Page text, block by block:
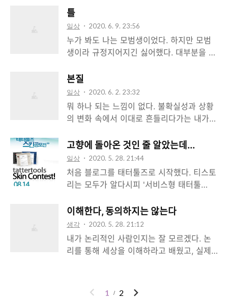
이 게임에 대한 리뷰를 해볼까 하는 생각이
들어서 리뷰를 쓰기 시작했다. 하지만 큰 문
제가 있었다. 이..
지를 나열하지는 않을 것이다. Last
Updated at 2020/07/22 시스템 설정 시
스템 환경설정 보안 - 일반 일반 - 잠자기 또
는 화면보호기 시작 즉시 암호 요구 사용자
의 Apple Watch로 Mac을 잠금 해제합니
하지 않았다면 여기서 FileValut를 켠다 보
안 - 방화벽 켠다 일반 스크롤 막..
구름 잡는 말처럼 들려서 놀림받기도 했던
말이기도 하다. 아직도 놀림받을 정도니까.
방사능을 쐰 와인에 대한 평가였고, 훗날 아
메리카 대륙과 유럽 대륙 포도가 섞인 것 같
은 맛을 소믈리에적으로(?) 평가해서 나온
말로 다시 알려진 발언이기도 하다. 그런데,
분명 신발 사진이 썸네일이고, 제목도 "나이
키 에어 포스 1 리액트 리뷰"인 글에 웬 뜬금
없는 이베리아 반도 드립일까? 오늘 리뷰할
신발인 나이키 에어 포스 1 리액트가 정확히
이 신발은 에어 포스 1이다. 너무 유명한 신
발이다. 어떤 바지에 잘 매칭되는지는 수십
년간 많은 사람들이 ..
틀
일상 2020. 6. 9. 23:56
누가 봐도 나는 모범생이었다. 하지만 모범
생이라 규정지어지긴 싫어했다. 대부분을 내
만, 학생 시절의 내 블로그 글들은 다 그런
식이었다. 나는 공부만 하는 모범생이 아니
라고, 내가 하는 딴짓들을 보라고. 그 딴짓들
이 사회에서 규정하는 ‘모범생의 고상한 취
미’에서 한치도 벗어나지 않았음은 나중에
알았다. 앨범 모으기, 신문과 잡지 읽기, 블로
그에 시사 글 쓰기... 제딴에는 나이에 어울리
지 않는 특이함이라 생각했겠지만, 딴짓이라
얘기하기도 참 민망한 것들이다. 내 삶과 성
격을 형성한 벽돌 조각들은 그렇게 만들어졌
는 것에 얽매이기는 싫다. 일부러 조금씩 벗
어나본다. 하지만 벗어남이란 것은 기실 틀
이 있을 때 성립하는 것이다. 결..
본질
일상 2020. 6. 2. 23:32
뭐 하나 되는 느낌이 없다. 불확실성과 상황
의 변화 속에서 이대로 흔들리다가는 내가
소식은 더 나쁘다. 인류애를 잃을 것 같다.
마음도 아파온다. 그럴 때 나는 지금 상황이
어떻게 흘러가든 나에게 변치 않을 가치를
줄 것이 무엇일지 생각한다. 일에 있어서는
기술적으로 좋은 제품을 만드는 것이다. 설
계나 알고리즘이 좀 더 효율적인 것. 인터랙
션이 좀 더 짜임새 있는 것. 이런 건 고스란
히 내 경험과 능력으로 쌓인다. 일상에 있어
서는 관계와 자기반성이다. 내가 사랑하는
사람들을 생각한다. 내가 믿는 것을 생각한
자’고 어렸을 때의 내가 말했던 것을 잘 지키
고향에 돌아온 것인 줄 알았는데...
일상 2020. 5. 28. 21:44
처음 블로그를 태터툴즈로 시작했다. 티스토
리는 모두가 알다시피 '서비스형 태터툴
시 해야겠다는 마음을 먹었을 때, 다른 것들
을 돌아보다가 티스토리를 선택한 계기는 간
단했다.일단 Static Site Generator는 글
쓸 맛이 안 난다. 내가 아무리 프론트엔드 개
발에 잔뼈가 굵었어도 아닌 건 아닌 거다. 마
로그에 글 쓸 때나 좀 했었지. 그러다가 '꾸
이해한다, 동의하지는 않는다
생각 2020. 5. 28. 21:12
내가 논리적인 사람인지는 잘 모르겠다. 논
리를 통해 세상을 이해하라고 배웠고, 실제
만 그 판단의 결과가 마음에 들지 않을 때,
이
1 2
다